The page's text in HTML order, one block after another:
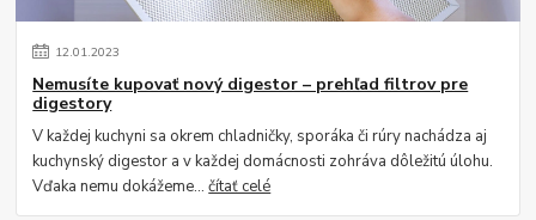
12.01.2023
Nemusíte kupovať nový digestor – prehľad filtrov pre
digestory
V každej kuchyni sa okrem chladničky, sporáka či rúry nachádza aj
kuchynský digestor a v každej domácnosti zohráva dôležitú úlohu.
Vďaka nemu dokážeme...čítať celé